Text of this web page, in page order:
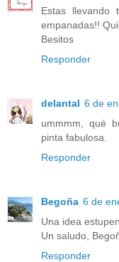
Estas llevando
empanadas!!
Besitos
Responder
delantal 6 de
ummmm, qué
pinta fabulosa.
Responder
Begoña 6 de
Una idea
Un saludo,
Responder